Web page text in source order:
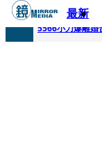
最新
快訊